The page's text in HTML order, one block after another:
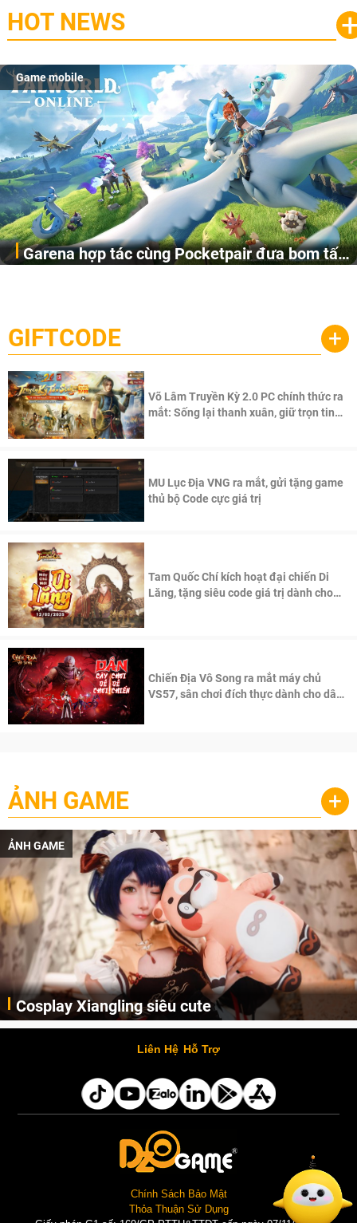
HOT NEWS
Game mobile
Garena hợp tác cùng Pocketpair đưa bom tấn
cầu, theo giấy phép chính thức từ công ty game Nhật Bản
Pocketpair, Inc.
GIFTCODE +
Võ Lâm Truyền Kỳ 2.0 PC chính thức ra
mắt: Sống lại thanh xuân, giữ trọn tinh
MU Lục Địa VNG ra mắt, gửi tặng game
thủ bộ Code cực giá trị
Tam Quốc Chí kích hoạt đại chiến Di
Lăng, tặng siêu code giá trị dành cho
Chiến Địa Vô Song ra mắt máy chủ
VS57, sân chơi đích thực dành cho dân
ẢNH GAME +
ẢNH GAME
Cosplay Xiangling siêu cute
Cùng thưởng thức những hình ảnh cosplay Xiangling trong Genshin Impact siêu dễ thương của người dùng Weibo "阿包也是兔娘"
Liên Hệ Hỗ Trợ
Chính Sách Bảo Mật
Thỏa Thuận Sử Dụng